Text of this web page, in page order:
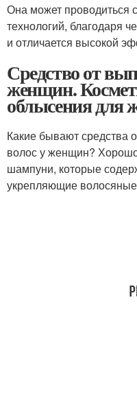
Она может проводиться
технологий, благодаря
и отличается высокой
Средство от
женщин.
облысения для
Какие бывают средства
волос у женщин?
шампуни, которые
укрепляющие